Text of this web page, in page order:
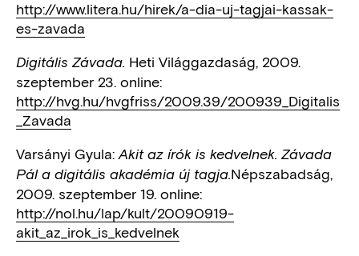
http://www.litera.hu/hirek/a-dia-uj-tagjai-kassak-
es-zavada
Digitális Závada. Heti Világgazdaság, 2009.
szeptember 23. online:
http://hvg.hu/hvgfriss/2009.39/200939_Digitalis
_Zavada
Varsányi Gyula:Akit az írók is kedvelnek. Závada
Pál a digitális akadémia új tagja.Népszabadság,
2009. szeptember 19. online:
http://nol.hu/lap/kult/20090919-
akit_az_irok_is_kedvelnek